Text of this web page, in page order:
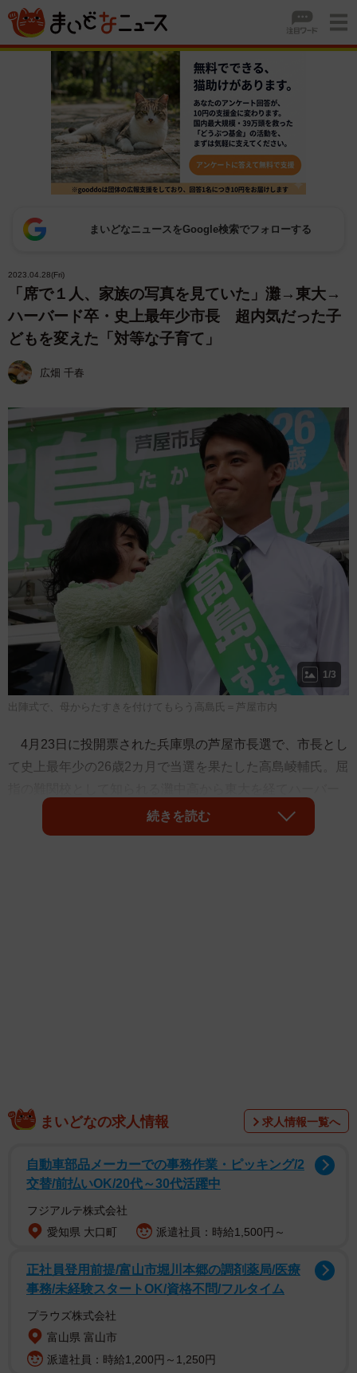
まいどなニュースをGoogle検索でフォローする
2023.04.28(Fri)
「席で１人、家族の写真を見ていた」灘→東大→
ハーバード卒・史上最年少市長 超内気だった子
どもを変えた「対等な子育て」
広畑 千春
1/3
出陣式で、母からたすきを付けてもらう高島氏＝芦屋市内
4月23日に投開票された兵庫県の芦屋市長選で、市長とし
て史上最年少の26歳2カ月で当選を果たした高島崚輔氏。屈
ド大、さらには市長という挑戦も実らせた逸材はどう育っ
たのだろう。
普通のサラリーマン家庭で、男３兄弟。家の中でおもち
いう高島氏だが、母（55）は「昔は体が弱くて引っ込み事
案で、幼稚園でも一人自分の席で家族の写真をずっと見て
いるような子どもでした 」と振り返る。そんな我が子に
「なんとか自分に自信を持ってほしい」と、母は、友達の
達の鞄を持ってあげた時…どんな小さなことでも見つけ、
マジックのショーでアシスタントを求められ、手を挙げ
たものの当てられても前に出ることができず悔しそうにし
続きを読む
まいどなの求人情報 求人情報一覧へ
自動車部品メーカーでの事務作業・ピッキング/2
交替/前払いOK/20代～30代活躍中
フジアルテ株式会社
愛知県 大口町
派遣社員：時給1,500円～
正社員登用前提/富山市堀川本郷の調剤薬局/医療
事務/未経験スタートOK/資格不問/フルタイム
プラウズ株式会社
富山県 富山市
派遣社員：時給1,200円～1,250円